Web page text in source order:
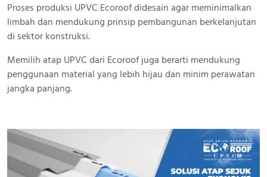
Proses produksi UPVC Ecoroof didesain agar meminimalkan
limbah dan mendukung prinsip pembangunan berkelanjutan
di sektor konstruksi.
Memilih atap UPVC dari Ecoroof juga berarti mendukung
penggunaan material yang lebih hijau dan minim perawatan
jangka panjang.